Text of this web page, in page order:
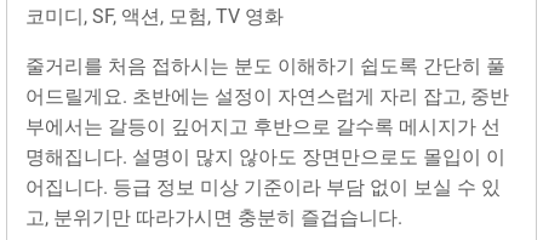
코미디, SF, 액션, 모험, TV 영화
줄거리를 처음 접하시는 분도 이해하기 쉽도록 간단히 풀
어드릴게요. 초반에는 설정이 자연스럽게 자리 잡고, 중반
부에서는 갈등이 깊어지고 후반으로 갈수록 메시지가 선
명해집니다. 설명이 많지 않아도 장면만으로도 몰입이 이
어집니다. 등급 정보 미상 기준이라 부담 없이 보실 수 있
고, 분위기만 따라가시면 충분히 즐겁습니다.